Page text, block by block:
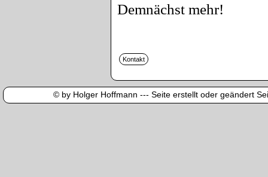
Demnächst mehr!
© by Holger Hoffmann --- Seite erstellt oder geändert